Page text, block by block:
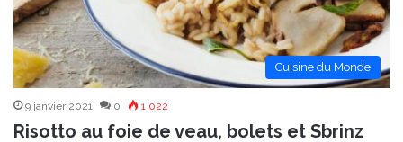
Cuisine du Monde
9 janvier 2021 0 1 022
Risotto au foie de veau, bolets et Sbrinz